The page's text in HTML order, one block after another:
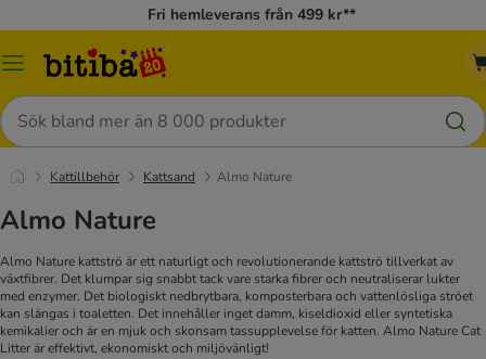
Fri hemleverans från 499 kr**
Meny
Sök
Kattillbehör Kattsand Almo Nature
Almo Nature
Almo Nature kattströ är ett naturligt och revolutionerande kattströ tillverkat av
växtfibrer. Det klumpar sig snabbt tack vare starka fibrer och neutraliserar lukter
med enzymer. Det biologiskt nedbrytbara, komposterbara och vattenlösliga ströet
kan slängas i toaletten. Det innehåller inget damm, kiseldioxid eller syntetiska
kemikalier och är en mjuk och skonsam tassupplevelse för katten. Almo Nature Cat
Litter är effektivt, ekonomiskt och miljövänligt!